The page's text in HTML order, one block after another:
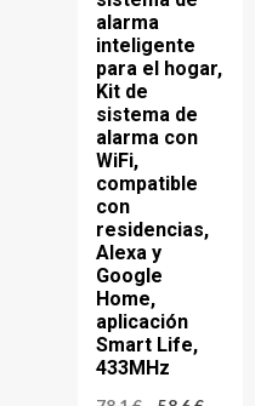
alarma
inteligente
para el hogar,
Kit de
sistema de
alarma con
WiFi,
compatible
con
residencias,
Alexa y
Google
Home,
aplicación
Smart Life,
433MHz